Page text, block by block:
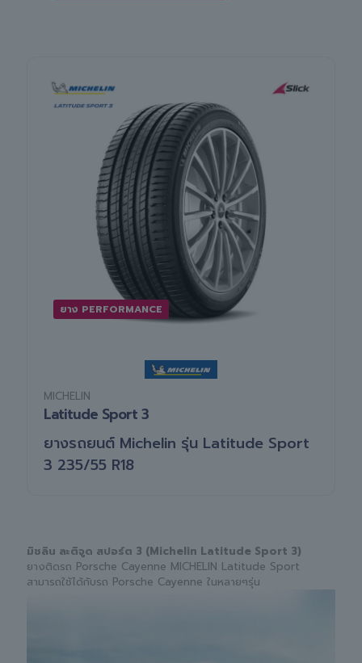
ยาง PERFORMANCE
MICHELIN
Latitude Sport 3
ยางรถยนต์ Michelin รุ่น Latitude Sport
3 235/55 R18
มิชลิน ละติจูด สปอร์ต 3 (Michelin Latitude Sport 3)
ยางติดรถ Porsche Cayenne MICHELIN Latitude Sport
สามารถใช้ได้กับรถ Porsche Cayenne ในหลายๆรุ่น